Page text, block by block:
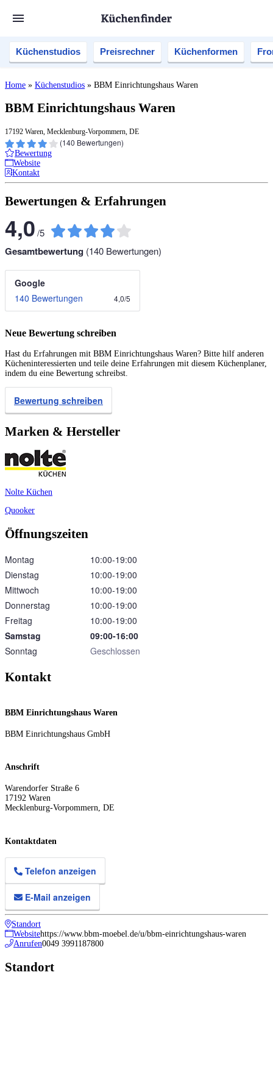
Küchenstudios Preisrechner Küchenformen
Home » Küchenstudios » BBM Einrichtungshaus Waren
BBM Einrichtungshaus Waren
17192 Waren, Mecklenburg-Vorpommern, DE
(140 Bewertungen)
Bewertung
Website
Kontakt
Bewertungen & Erfahrungen
4,0/5
Gesamtbewertung (140 Bewertungen)
Google
140 Bewertungen
4,0/5
Neue Bewertung schreiben
Hast du Erfahrungen mit BBM Einrichtungshaus Waren? Bitte hilf anderen
Kücheninteressierten und teile deine Erfahrungen mit diesem Küchenplaner,
indem du eine Bewertung schreibst.
Bewertung schreiben
Marken & Hersteller
Nolte Küchen
Quooker
Öffnungszeiten
Montag
10:00‑19:00
Dienstag
10:00‑19:00
Mittwoch
10:00‑19:00
Donnerstag
10:00‑19:00
Freitag
10:00‑19:00
Samstag
09:00‑16:00
Sonntag
Geschlossen
Kontakt
BBM Einrichtungshaus Waren
BBM Einrichtungshaus GmbH
Anschrift
Warendorfer Straße 6
17192 Waren
Mecklenburg-Vorpommern DE
Kontaktdaten
Telefon anzeigen
E-Mail anzeigen
Standort
Websitehttps://www.bbm-moebel.de/u/bbm-einrichtungshaus-waren
Anrufen0049 3991187800
Standort